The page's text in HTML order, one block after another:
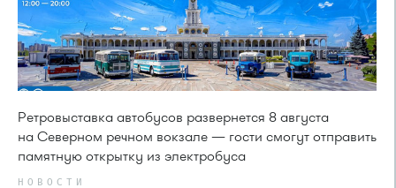
Ретровыставка автобусов развернется 8 августа
на Северном речном вокзале — гости смогут отправить
памятную открытку из электробуса
НОВОСТИ